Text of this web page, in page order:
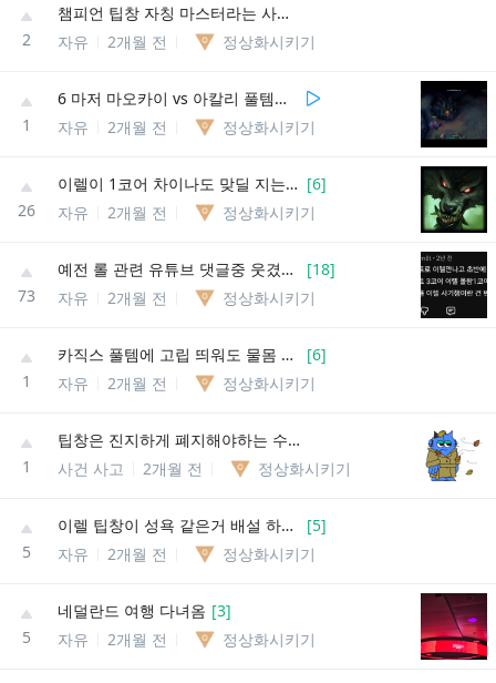
2
챔피언 팁창 자칭 마스터라는 사람의 극히 일부의 레전드 어록 목록
자유
2개월 전 정상화시키기
1
6 마저 마오카이 vs 아칼리 풀템전 영상
자유
2개월 전 정상화시키기
26
이렐이 1코어 차이나도 맞딜 지는 챔피언 하나있음 [6]
자유
2개월 전 정상화시키기
73
예전 롤 관련 유튜브 댓글중 웃겼던거 [18]
자유
2개월 전 정상화시키기
1
카직스 풀템에 고립 띄워도 물몸 못잡고 역관광 당한다는 소리는 진짜 말도 안되는 소리네 [6]
자유
2개월 전 정상화시키기
1
팁창은 진지하게 폐지해야하는 수준까지 온 느낌
사건 사고
2개월 전 정상화시키기
5
이렐 팁창이 성욕 같은거 배설 하는곳이란것도 좀 옛말임 [5]
자유
2개월 전 정상화시키기
5
네덜란드 여행 다녀옴 [3]
자유
2개월 전 정상화시키기